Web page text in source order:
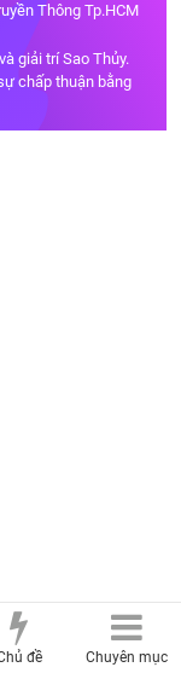
Thông Tp.HCM
giải trí Sao Thủy.
chấp thuận bằng
đề Chuyên mục